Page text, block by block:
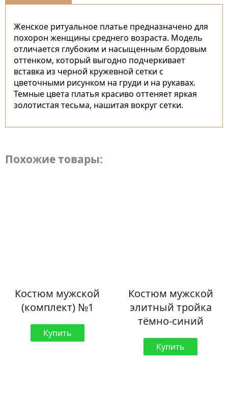
Женское ритуальное платье предназначено для
похорон женщины среднего возраста. Модель
отличается глубоким и насыщенным бордовым
оттенком, который выгодно подчеркивает
вставка из черной кружевной сетки с
цветочными рисунком на груди и на рукавах.
Темные цвета платья красиво оттеняет яркая
золотистая тесьма, нашитая вокруг сетки.
Похожие товары:
Костюм мужской
(комплект) №1
Купить
Костюм мужской
элитный тройка
тёмно-синий
Купить